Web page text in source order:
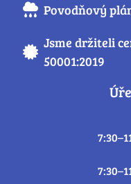
Povodňový
Jsme držiteli
50001:2019